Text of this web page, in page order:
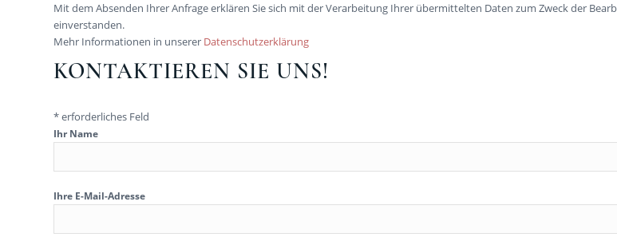
Mit dem Absenden Ihrer Anfrage erklären Sie sich mit der Verarbeitung Ihrer übermittelten Daten zum Zweck der
einverstanden.
Mehr Informationen in unserer Datenschutzerklärung
KONTAKTIEREN SIE UNS!
* erforderliches Feld
Ihr Name
Ihre E-Mail-Adresse